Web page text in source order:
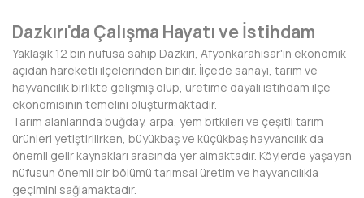
BİLECİK
BİNGÖL
BİTLİS
BOLU
BURDUR
Dazkırı'da Çalışma Hayatı ve İstihdam
Yaklaşık 12 bin nüfusa sahip Dazkırı, Afyonkarahisar'ın ekonomik
açıdan hareketli ilçelerinden biridir. İlçede sanayi, tarım ve
hayvancılık birlikte gelişmiş olup, üretime dayalı istihdam ilçe
ekonomisinin temelini oluşturmaktadır.
Tarım alanlarında buğday, arpa, yem bitkileri ve çeşitli tarım
ürünleri yetiştirilirken, büyükbaş ve küçükbaş hayvancılık da
önemli gelir kaynakları arasında yer almaktadır. Köylerde yaşayan
nüfusun önemli bir bölümü tarımsal üretim ve hayvancılıkla
geçimini sağlamaktadır.